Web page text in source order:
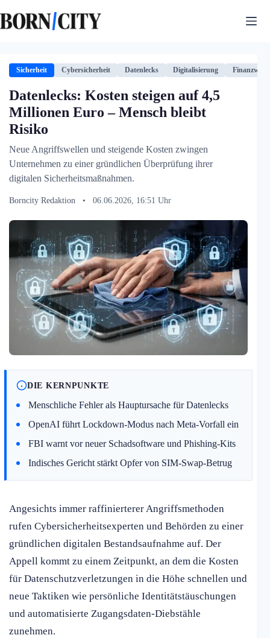
Inhalt
springen
Sicherheit Cybersicherheit Datenlecks Digitalisierung
Datenlecks: Kosten steigen auf 4,5
Millionen Euro – Mensch bleibt
Risiko
Neue Angriffswellen und steigende Kosten zwingen
Unternehmen zu einer gründlichen Überprüfung ihrer
digitalen Sicherheitsmaßnahmen.
Borncity Redaktion • 06.06.2026, 16:51 Uhr
DIE KERNPUNKTE
Menschliche Fehler als Hauptursache für Datenlecks
OpenAI führt Lockdown-Modus nach Meta-Vorfall ein
FBI warnt vor neuer Schadsoftware und Phishing-Kits
Indisches Gericht stärkt Opfer von SIM-Swap-Betrug
Angesichts immer raffinierterer Angriffsmethoden
rufen Cybersicherheitsexperten und Behörden zu einer
gründlichen digitalen Bestandsaufnahme auf. Der
Appell kommt zu einem Zeitpunkt, an dem die Kosten
für Datenschutzverletzungen in die Höhe schnellen und
neue Taktiken wie persönliche Identitätstäuschungen
und automatisierte Zugangsdaten-Diebstähle
zunehmen.